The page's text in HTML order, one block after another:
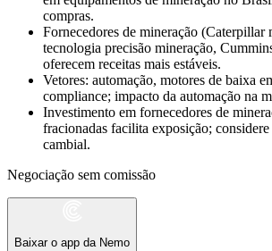
compras.
Fornecedores de mineração (Caterpillar
tecnologia precisão mineração,
oferecem receitas mais estáveis.
Vetores: automação, motores de baixa
compliance; impacto da automação na
Investimento em fornecedores de
fracionadas facilita exposição;
cambial.
Negociação sem comissão
Baixar o app da Nemo